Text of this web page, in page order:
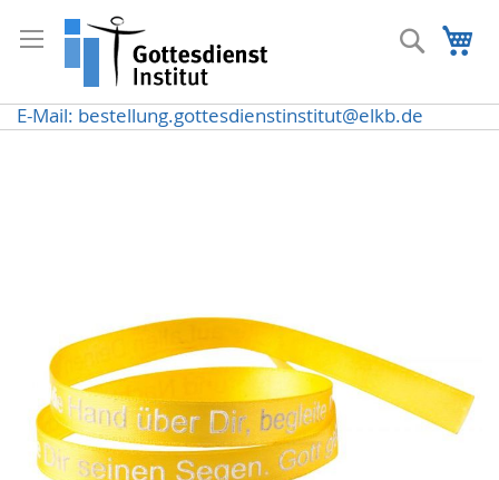
zum
Inhalt
Suche
E-Mail: bestellung.gottesdienstinstitut@elkb.de